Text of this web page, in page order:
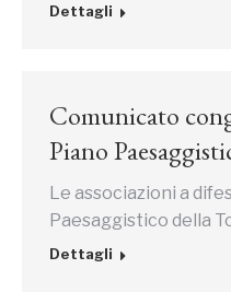
Dettagli
Comunicato
Piano
Le associazioni a
Paesaggistico della
Dettagli